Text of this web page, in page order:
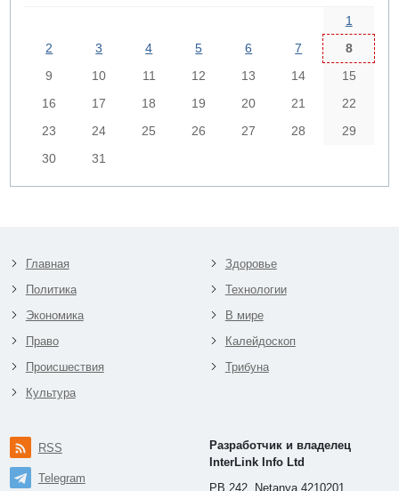
1
2
3 4 5 6 7
8
9
10 11 12 13 14
15
16
17 18 19 20 21
22
23
24 25 26 27 28
29
30
31
Главная
Политика
Экономика
Право
Происшествия
Культура
Здоровье
Технологии
В мире
Калейдоскоп
Трибуна
RSS
Telegram
Разработчик и владелец
InterLink Info Ltd
PB 242, Netanya 4210201,